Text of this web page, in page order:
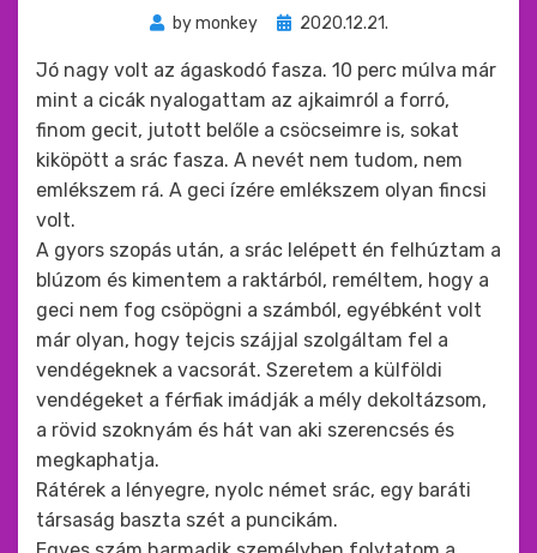
bymonkey
Beküldve
:
2020.12.21.
Jó nagy volt az ágaskodó fasza. 10 perc múlva már
mint a cicák nyalogattam az ajkaimról a forró,
finom gecit, jutott belőle a csöcseimre is, sokat
kiköpött a srác fasza. A nevét nem tudom, nem
emlékszem rá. A geci ízére emlékszem olyan fincsi
volt.
A gyors szopás után, a srác lelépett én felhúztam a
blúzom és kimentem a raktárból, reméltem, hogy a
geci nem fog csöpögni a számból, egyébként volt
már olyan, hogy tejcis szájjal szolgáltam fel a
vendégeknek a vacsorát. Szeretem a külföldi
vendégeket a férfiak imádják a mély dekoltázsom,
a rövid szoknyám és hát van aki szerencsés és
megkaphatja.
Rátérek a lényegre, nyolc német srác, egy baráti
társaság baszta szét a puncikám.